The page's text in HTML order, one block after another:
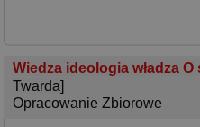
Wiedza ideologia władza
Twarda]
Opracowanie Zbiorowe